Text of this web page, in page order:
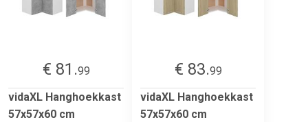
€ 81.99
vidaXL Hanghoekkast
57x57x60 cm
€ 83.99
vidaXL Hanghoekkast
57x57x60 cm